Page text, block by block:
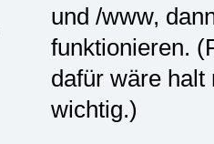
und /www,
funktionieren.
dafür wäre halt
wichtig.)